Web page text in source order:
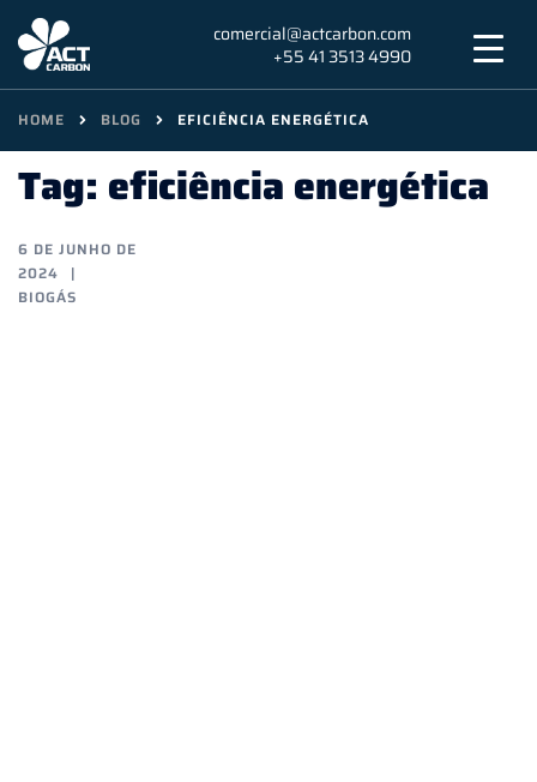
Skip
content
comercial@actcarbon.com
+55 41 3513 4990
HOME BLOG EFICIÊNCIA ENERGÉTICA
Tag: eficiência energética
6 DE JUNHO DE
2024
BIOGÁS